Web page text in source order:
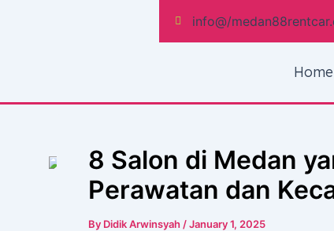
info@/
Home
8 Salon di Medan
Perawatan dan
By Didik Arwinsyah /January 1, 2025